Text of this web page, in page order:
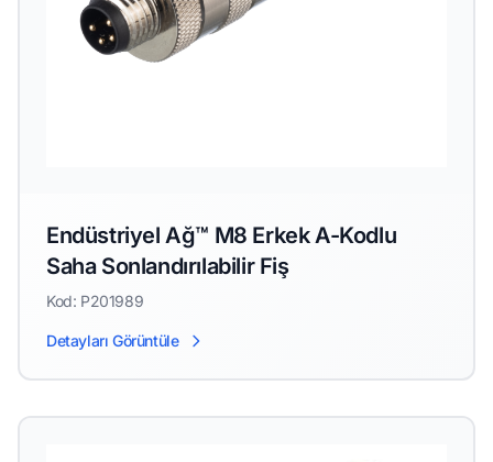
Endüstriyel Ağ™ M8 Erkek A-Kodlu
Saha Sonlandırılabilir Fiş
Kod: P201989
Detayları Görüntüle